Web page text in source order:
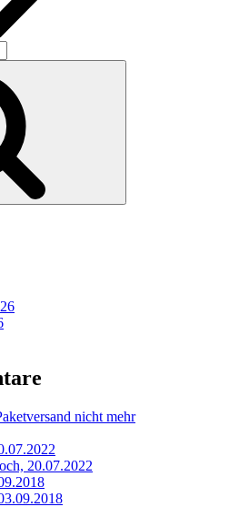
nicht mehr
20.07.2022